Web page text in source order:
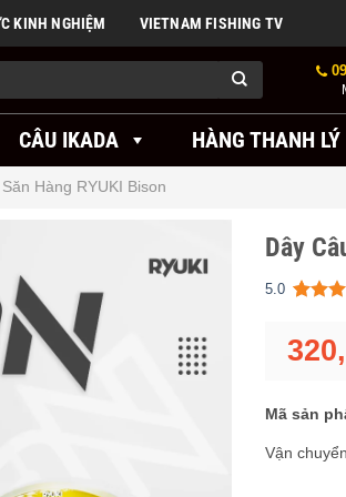
KINH NGHIỆM VIETNAM FISHING TV
CÂU IKADA HÀNG THANH LÝ
Hàng RYUKI Bison
Dây
5.0
Mã sản
Vận